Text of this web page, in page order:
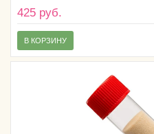
425 руб.
В КОРЗИНУ